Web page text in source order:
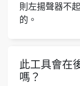
則左揚聲器不
的。
此工具會在
嗎？